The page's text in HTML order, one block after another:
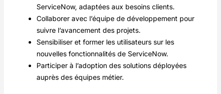
ServiceNow, adaptées aux besoins clients.
Collaborer avec l’équipe de développement pour
suivre l’avancement des projets.
Sensibiliser et former les utilisateurs sur les
nouvelles fonctionnalités de ServiceNow.
Participer à l’adoption des solutions déployées
auprès des équipes métier.